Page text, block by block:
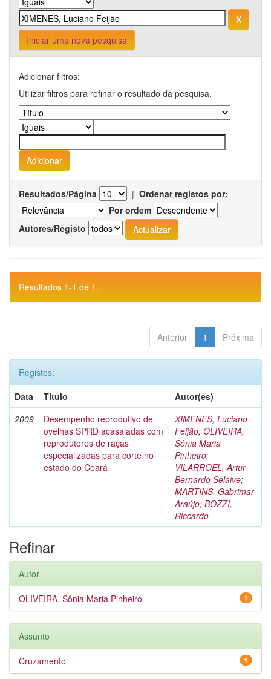
Iniciar uma nova pesquisa
Adicionar filtros:
Utilizar filtros para refinar o resultado da pesquisa.
Resultados/Página | Ordenar registos por:
Por ordem
Autores/Registo
Resultados 1-1 de 1.
Anterior 1 Próxima
Registos:
Data
Título
Autor(es)
2009
Desempenho reprodutivo de
ovelhas SPRD acasaladas com
reprodutores de raças
especializadas para corte no
estado do Ceará
XIMENES, Luciano
Feijão; OLIVEIRA,
Sônia Maria
Pinheiro;
VILARROEL, Artur
Bernardo Selaive;
MARTINS, Gabrimar
Araújo; BOZZI,
Riccardo
Refinar
Autor
1
OLIVEIRA, Sônia Maria Pinheiro
Assunto
1
Cruzamento